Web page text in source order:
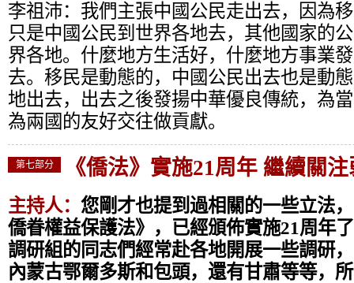
李祖沛： 我們主張中國公民走出去，因為
只是中國公民到世界各地去，其他國家的
界各地。什麼地方生活好，什麼地方事業
去。移民是動態的，中國公民出去也是動
地出去，出去之後發揚中華優良傳統，為
為兩國的友好交往做貢獻。
第七部分 《僑法》實施21周年 繼續關
主持人： 您剛才也提到過相關的一些立法
僑眷權益保護法》，已經頒佈實施21周年
調研組的同志們經常赴各地開展一些調研
內蒙古鄂爾多斯和包頭，還有甘肅等等，